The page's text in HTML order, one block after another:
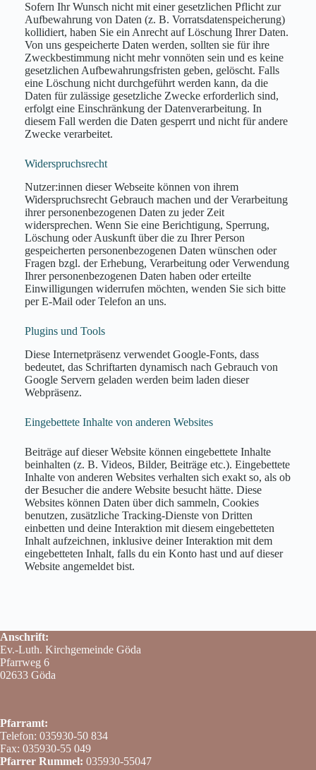
Sofern Ihr Wunsch nicht mit einer gesetzlichen Pflicht zur
Aufbewahrung von Daten (z. B. Vorratsdatenspeicherung)
kollidiert, haben Sie ein Anrecht auf Löschung Ihrer Daten.
Von uns gespeicherte Daten werden, sollten sie für ihre
Zweckbestimmung nicht mehr vonnöten sein und es keine
gesetzlichen Aufbewahrungsfristen geben, gelöscht. Falls
eine Löschung nicht durchgeführt werden kann, da die
Daten für zulässige gesetzliche Zwecke erforderlich sind,
erfolgt eine Einschränkung der Datenverarbeitung. In
diesem Fall werden die Daten gesperrt und nicht für andere
Zwecke verarbeitet.
Widerspruchsrecht
Nutzer:innen dieser Webseite können von ihrem
Widerspruchsrecht Gebrauch machen und der Verarbeitung
ihrer personenbezogenen Daten zu jeder Zeit
widersprechen. Wenn Sie eine Berichtigung, Sperrung,
Löschung oder Auskunft über die zu Ihrer Person
gespeicherten personenbezogenen Daten wünschen oder
Fragen bzgl. der Erhebung, Verarbeitung oder Verwendung
Ihrer personenbezogenen Daten haben oder erteilte
Einwilligungen widerrufen möchten, wenden Sie sich bitte
per E-Mail oder Telefon an uns.
Plugins und Tools
Diese Internetpräsenz verwendet Google-Fonts, dass
bedeutet, das Schriftarten dynamisch nach Gebrauch von
Google Servern geladen werden beim laden dieser
Webpräsenz.
Eingebettete Inhalte von anderen Websites
Beiträge auf dieser Website können eingebettete Inhalte
beinhalten (z. B. Videos, Bilder, Beiträge etc.). Eingebettete
Inhalte von anderen Websites verhalten sich exakt so, als ob
der Besucher die andere Website besucht hätte. Diese
Websites können Daten über dich sammeln, Cookies
benutzen, zusätzliche Tracking-Dienste von Dritten
einbetten und deine Interaktion mit diesem eingebetteten
Inhalt aufzeichnen, inklusive deiner Interaktion mit dem
eingebetteten Inhalt, falls du ein Konto hast und auf dieser
Website angemeldet bist.
Anschrift:
Ev.-Luth. Kirchgemeinde Göda
Pfarrweg 6
02633 Göda
Pfarramt:
Telefon: 035930-50 834
Fax: 035930-55 049
Pfarrer Rummel: 035930-55047